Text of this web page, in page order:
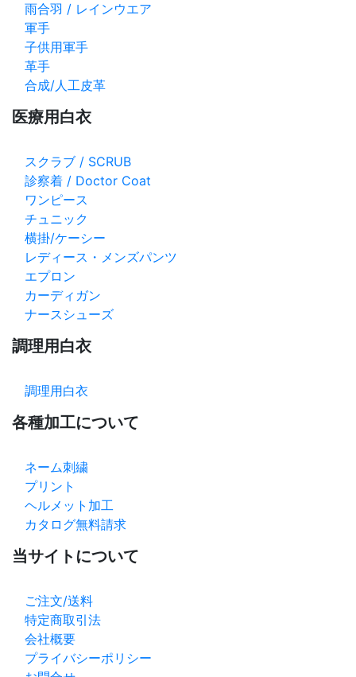
雨合羽 / レインウエア
軍手
子供用軍手
革手
合成/人工皮革
医療用白衣
スクラブ / SCRUB
診察着 / Doctor Coat
ワンピース
チュニック
横掛/ケーシー
レディース・メンズパンツ
エプロン
カーディガン
ナースシューズ
調理用白衣
調理用白衣
各種加工について
ネーム刺繍
プリント
ヘルメット加工
カタログ無料請求
当サイトについて
ご注文/送料
特定商取引法
会社概要
プライバシーポリシー